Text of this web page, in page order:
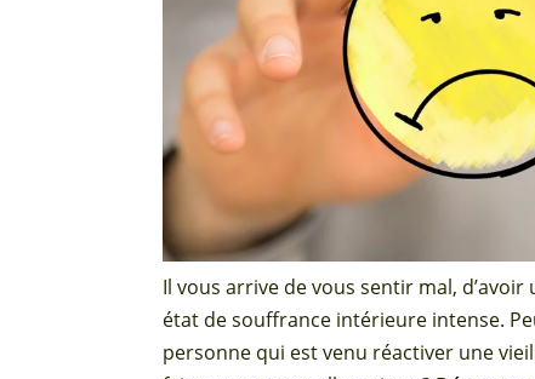
Il vous arrive de vous sentir mal,
état de souffrance intérieure intense.
personne qui est venu réactiver une